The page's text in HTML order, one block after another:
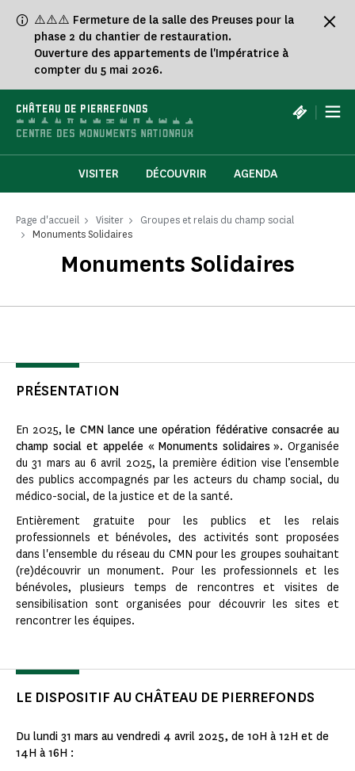
⚠️⚠️⚠️ Fermeture de la salle des Preuses pour la
phase 2 du chantier de restauration.
Ouverture des appartements de l'Impératrice à
compter du 5 mai 2026.
CHÂTEAU DE PIERREFONDS |
VISITER DÉCOUVRIR AGENDA
Page d'accueil Visiter
Groupes et relais du champ social
Monuments Solidaires
Monuments Solidaires
PRÉSENTATION
En 2025,le CMN lance une opération fédérative consacrée au
champ social et appelée « Monuments solidaires ». Organisée
du 31 mars au 6 avril 2025, la première édition vise l’ensemble
des publics accompagnés par les acteurs du champ social, du
médico-social, de la justice et de la santé.
Entièrement gratuite pour les publics et les relais
professionnels et bénévoles, des activités sont proposées
dans l'ensemble du réseau du CMN pour les groupes souhaitant
(re)découvrir un monument. Pour les professionnels et les
bénévoles, plusieurs temps de rencontres et visites de
sensibilisation sont organisées pour découvrir les sites et
rencontrer les équipes.
LE DISPOSITIF AU CHÂTEAU DE PIERREFONDS
Du lundi 31 mars au vendredi 4 avril 2025, de 10H à 12H et de
14H à 16H :